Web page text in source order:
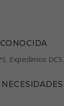
Expedimos DC3.